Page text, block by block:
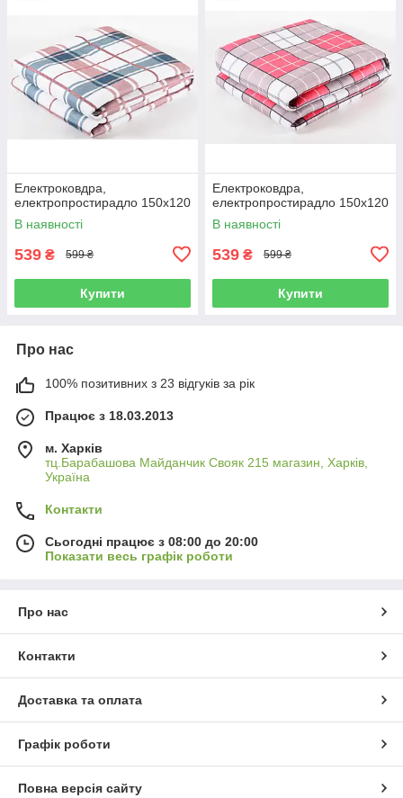
Електроковдра,
електропростирадло 150x120
В наявності
539 ₴ 599 ₴
Купити
Електроковдра,
електропростирадло 150x120
В наявності
539 ₴ 599 ₴
Купити
Про нас
100% позитивних з 23 відгуків за рік
Працює з 18.03.2013
м. Харків
тц.Барабашова Майданчик Свояк 215 магазин, Харків,
Україна
Контакти
Сьогодні працює з 08:00 до 20:00
Показати весь графік роботи
Про нас
Контакти
Доставка та оплата
Графік роботи
Повна версія сайту